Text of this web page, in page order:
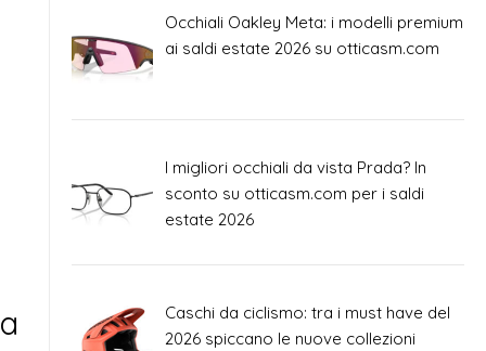
Occhiali Oakley Meta: i modelli premium
ai saldi estate 2026 su otticasm.com
I migliori occhiali da vista Prada? In
sconto su otticasm.com per i saldi
estate 2026
Caschi da ciclismo: tra i must have del
2026 spiccano le nuove collezioni